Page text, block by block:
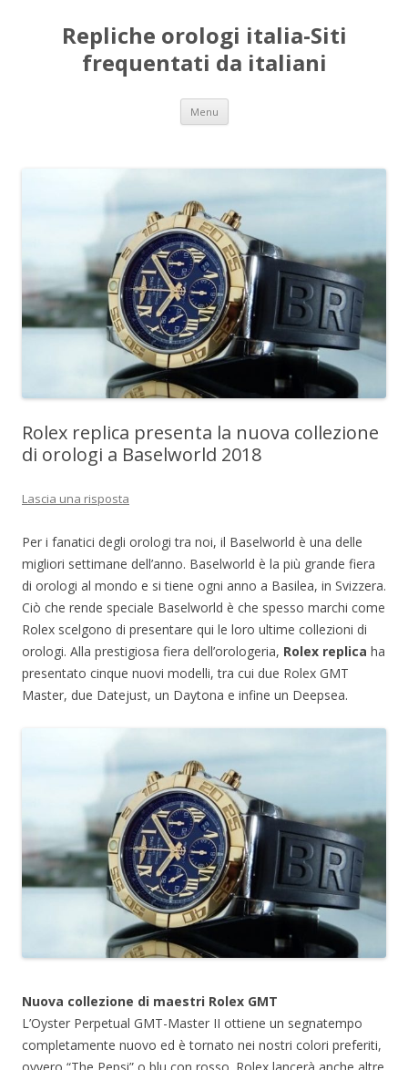
Repliche orologi italia-Siti
frequentati da italiani
Menu Vai
contenuto
Rolex replica presenta la nuova collezione
di orologi a Baselworld 2018
Lascia una risposta
Per i fanatici degli orologi tra noi, il Baselworld è una delle
migliori settimane dell’anno. Baselworld è la più grande fiera
di orologi al mondo e si tiene ogni anno a Basilea, in Svizzera.
Ciò che rende speciale Baselworld è che spesso marchi come
Rolex scelgono di presentare qui le loro ultime collezioni di
orologi. Alla prestigiosa fiera dell’orologeria, Rolex replica ha
presentato cinque nuovi modelli, tra cui due Rolex GMT
Master, due Datejust, un Daytona e infine un Deepsea.
Nuova collezione di maestri Rolex GMT
L’Oyster Perpetual GMT-Master II ottiene un segnatempo
completamente nuovo ed è tornato nei nostri colori preferiti,